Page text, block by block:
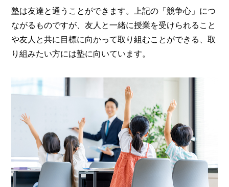
塾は友達と通うことができます。上記の「競争心」につ
ながるものですが、友人と一緒に授業を受けられること
や友人と共に目標に向かって取り組むことができる、取
り組みたい方には塾に向いています。